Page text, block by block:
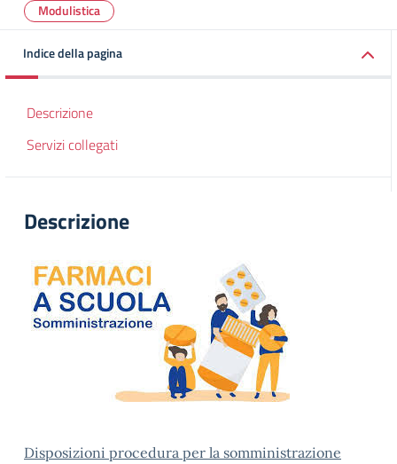
Modulistica
Indice della pagina
Descrizione
Servizi collegati
Descrizione
Disposizioni procedura per la somministrazione